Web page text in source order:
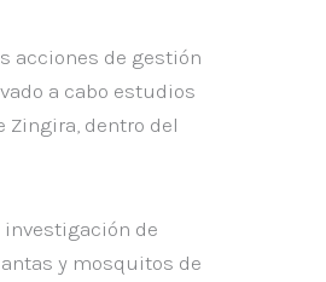
acciones de gestión
a cabo estudios
Zingira, dentro del
investigación de
y mosquitos de